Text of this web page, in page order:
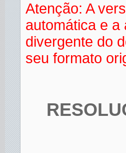
Atenção: A
automática e a
divergente do
seu formato